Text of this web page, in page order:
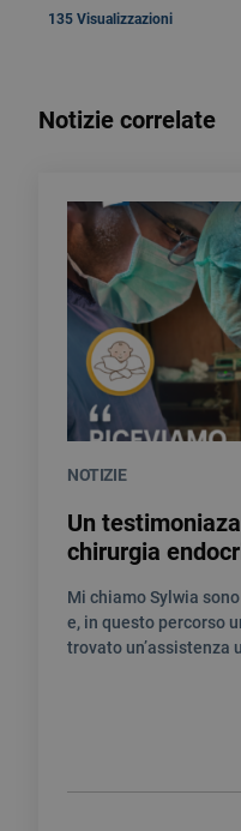
135 Visualizzazioni
Notizie correlate
NOTIZIE
Un
chirurgia
Mi chiamo Sylwia
e, in questo percorso
trovato un’assistenza